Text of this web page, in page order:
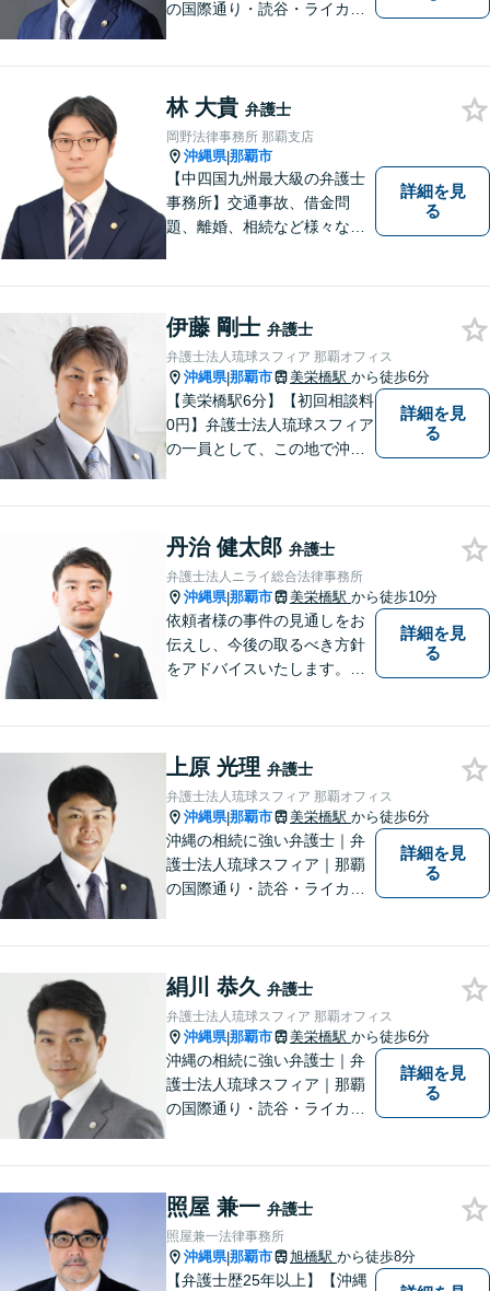
の国際通り・読谷・ライカム
に対応し、あなたの立場に立
ったベストな紛争解決を導く
ことを常に大切にしていま
す。
林 大貴 弁護士
岡野法律事務所 那覇支店
沖縄県|那覇市
【中四国九州最大級の弁護士
事務所】交通事故、借金問
題、離婚、相続など様々な問
い！
詳細を見
る
伊藤 剛士 弁護士
弁護士法人琉球スフィア 那覇オフィス
沖縄県|那覇市 美栄橋駅 から徒歩6分
【美栄橋駅6分】【初回相談料
0円】弁護士法人琉球スフィア
の一員として、この地で沖縄
ございませんので、安心して
経験豊富な弁護士にご相談く
ださい。
詳細を見
る
丹治 健太郎 弁護士
弁護士法人ニライ総合法律事務所
沖縄県|那覇市 美栄橋駅 から徒歩10分
依頼者様の事件の見通しをお
伝えし、今後の取るべき方針
をアドバイスいたします。徹
詳細を見
る
上原 光理 弁護士
弁護士法人琉球スフィア 那覇オフィス
沖縄県|那覇市 美栄橋駅 から徒歩6分
沖縄の相続に強い弁護士｜弁
護士法人琉球スフィア｜那覇
の国際通り・読谷・ライカム
す。お気軽にご連絡くださ
い！
詳細を見
る
絹川 恭久 弁護士
弁護士法人琉球スフィア 那覇オフィス
沖縄県|那覇市 美栄橋駅 から徒歩6分
沖縄の相続に強い弁護士｜弁
護士法人琉球スフィア｜那覇
の国際通り・読谷・ライカム
を手掛けていきたいと思って
おります。どうぞよろしくお
願いします。
詳細を見
る
照屋 兼一 弁護士
照屋兼一法律事務所
沖縄県|那覇市 旭橋駅 から徒歩8分
【弁護士歴25年以上】【沖縄